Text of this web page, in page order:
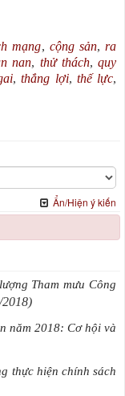
mạng, cộng sản,ra
nan, thử thách,quy
,thắng lợi, thế lực,
Ẩn/Hiện ý kiến
Tham mưu Công
năm 2018: Cơ hội và
thực hiện chính sách